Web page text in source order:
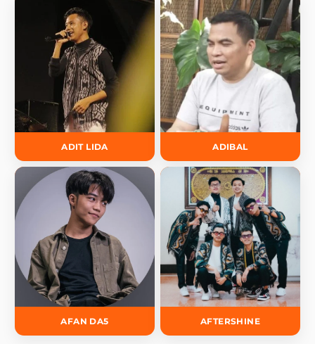
ADIT LIDA ADIBAL
AFAN DA5 AFTERSHINE